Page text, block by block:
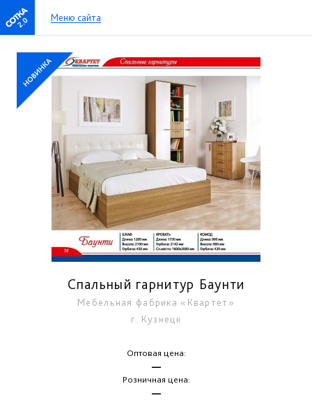
2.0 Меню сайта
Спальный гарнитур Баунти
Мебельная фабрика «Квартет»
г. Кузнецк
Оптовая цена:
—
Розничная цена:
—